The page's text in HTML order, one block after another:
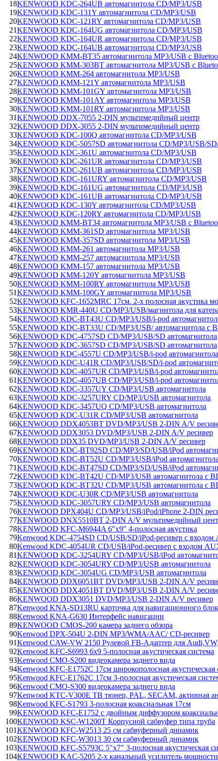
18KENWOOD KDC-264UB автомагнитола CD/MP3/USB
19KENWOOD KDC-131Y автомагнитола CD/MP3/USB
20KENWOOD KDC-121RY автомагнитола CD/MP3/USB
21KENWOOD KDC-164UG автомагнитола CD/MP3/USB
22KENWOOD KDC-164UR автомагнитола CD/MP3/USB
23KENWOOD KDC-164UB автомагнитола CD/MP3/USB
24KENWOOD KMM-BT35 автомагнитола MP3/USB с
25KENWOOD KMM-303BT автомагнитола MP3/USB с
26KENWOOD KMM-264 автомагнитола MP3/USB
27KENWOOD KMM-121Y автомагнитола MP3/USB
28KENWOOD KMM-101GY автомагнитола MP3/USB
29KENWOOD KMM-101AY автомагнитола MP3/USB
30KENWOOD KMM-101RY автомагнитола MP3/USB
31KENWOOD DDX-7055 2-DIN мультимедийный центр
32KENWOOD DDX-3055 2-DIN мультимедийный центр
33KENWOOD KDC-100Q автомагнитола CD/MP3/USB
34KENWOOD KDC-5057SD автомагнитола CD/MP3/USB/
35KENWOOD KDC-361U автомагнитола CD/MP3/USB
36KENWOOD KDC-261UR автомагнитола CD/MP3/USB
37KENWOOD KDC-261UB автомагнитола CD/MP3/USB
38KENWOOD KDC-161URY автомагнитола CD/MP3/USB
39KENWOOD KDC-161UG автомагнитола CD/MP3/USB
40KENWOOD KDC-161UB автомагнитола CD/MP3/USB
41KENWOOD KDC-130Y автомагнитола CD/MP3/USB
42KENWOOD KDC-120RY автомагнитола CD/MP3/USB
43KENWOOD KMM-BT34 автомагнитола MP3/USB с
44KENWOOD KMM-361SD автомагнитола MP3/USB
45KENWOOD KMM-357SD автомагнитола MP3/USB
46KENWOOD KMM-261 автомагнитола MP3/USB
47KENWOOD KMM-257 автомагнитола MP3/USB
48KENWOOD KMM-157 автомагнитола MP3/USB
49KENWOOD KMM-120Y автомагнитола MP3/USB
50KENWOOD KMM-100RY автомагнитола MP3/USB
51KENWOOD KMM-100GY автомагнитола MP3/USB
52KENWOOD KFC-1652MRC 17см. 2-х полосная акустика
53KENWOOD KMR-440U CD/MP3/USB/магнитола для
54KENWOOD KDC-BT43U CD/MP3/USB/i-pod
55KENWOOD KDC-BT33U CD/MP3/USB/ автомагнитола с
56KENWOOD KDC-4757SD CD/MP3/USB/SD автомагнитола
57KENWOOD KDC-3657SD CD/MP3/USB/SD автомагнитола
58KENWOOD KDC-4557U CD/MP3/USB/i-pod автомагнитола
59KENWOOD KDC-U41R CD/MP3/USB/SD/i-pod
60KENWOOD KDC-4057UR CD/MP3/USB/i-pod
61KENWOOD KDC-4057UB CD/MP3/USB/i-pod
62KENWOOD KDC-3357UY CD/MP3/USB автомагнитола
63KENWOOD KDC-3257URY CD/MP3/USB автомагнитола
64KENWOOD KDC-3457UQ CD/MP3/USB автомагнитола
65KENWOOD KDC-U31R CD/MP3/USB автомагнитола
66KENWOOD DDX4053BT DVD/MP3/USB 2-DIN A/V
67KENWOOD DDX3053 DVD/MP3/USB 2-DIN A/V ресивер
68KENWOOD DDX35 DVD/MP3/USB 2-DIN A/V ресивер
69KENWOOD KDC-BT92SD CD/MP3/SD/USB/iPod
70KENWOOD KDC-BT52U CD/MP3/USB/iPod
71KENWOOD KDC-BT47SD CD/MP3/SD/USB/iPod
72KENWOOD KDC-BT42U CD/MP3/USB автомагнитола с
73KENWOOD KDC-BT32U CD/MP3/USB автомагнитола с
74KENWOOD KDC-U30R CD/MP3/USB автомагнитола
75KENWOOD KDC-3057URY CD/MP3/USB автомагнитола
76KENWOOD DPX404U CD/MP3/USB/iPod/iPhone 2-DIN
77KENWOOD DNX5510BT 2-DIN A/V мультимедийный
78KENWOOD KFC-M6944A 6"x9" 4-полосная акустика
79Kenwood KDC-4754SD CD/USB/SD/iPod-ресивер с входом
80Kenwood KDC-4054UR CD/USB/iPod-ресивер с входом
81KENWOOD KDC-3254URY CD/MP3/USB/iPod
82KENWOOD KDC-3054URY CD/MP3/USB автомагнитола
83KENWOOD KDC-3054UG CD/MP3/USB автомагнитола
84KENWOOD DDX6051BT DVD/MP3/USB 2-DIN A/V
85KENWOOD DDX4051BT DVD/MP3/USB 2-DIN A/V
86KENWOOD DDX3051 DVD/MP3/USB 2-DIN A/V ресивер
87Kenwood KNA-SD13RU карточка для навигационного
88Kenwood KNA-G630 Интерфейс навигации
89KENWOOD CMOS-200 камера заднего обзора
90Kenwood DPX-504U 2-DIN MP3/WMA/AAC/ CD-ресивер
91Kenwood CAW-VW 2150 Рулевой FB-Адаптер для
92Kenwood KFC-S6993 6x9 5-полосная акустическая система
93Kenwood CMO-S200 видеокамера заднего вида
94Kenwood KFC-E1752C 17см широкополосная акустическая
95Kenwood KFC-E1762C 17см 3-полосная акустическая
96Kenwood CMO-S300 видеокамера заднего вида
97Kenwood KTC-V300E ТВ тюнер, PAL, SECAM, активная
98Kenwood KFC-S1793 3-полосная коаксиальная 17см
99KENWOOD KFC-E1752 с двойным диффузором
100KENWOOD KSC-W1200T Корпусной cабвуфер типа труба
101KENWOOD KFC-W2513 25 см сабвуферный динамик
102KENWOOD KFC-W3013 30 см сабвуферный динамик
103KENWOOD KFC-S5793C 5"x7" 3-полосная акустическая
104KENWOOD KAC-5205 2-х канальный усилитель мощности